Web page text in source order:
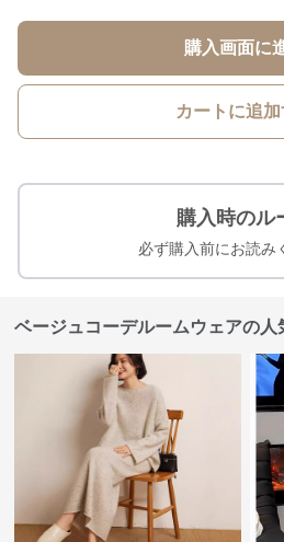
購入画面に
カートに追加
購入時のル
必ず購入前にお読み
ベージュコーデルームウェアの人